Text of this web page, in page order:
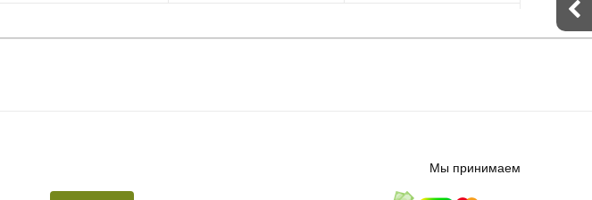
Мы принимаем